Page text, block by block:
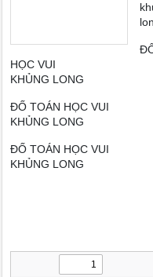
HỌC VUI
KHỦNG LONG
ĐỐ TOÁN HỌC VUI
KHỦNG LONG
ĐỐ TOÁN HỌC VUI
KHỦNG LONG